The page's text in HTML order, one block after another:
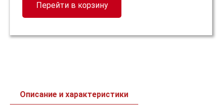
Перейти в корзину
Описание и характеристики